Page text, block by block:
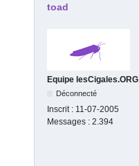
toad
Equipe lesCigales.ORG
Déconnecté
Inscrit : 11-07-2005
Messages : 2.394